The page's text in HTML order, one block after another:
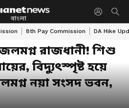
বাংলা
8th Pay Commission DA Hike
জলমগ্ন রাজধানী! শিশু
বিদ্যুৎস্পৃষ্ট হয়ে
নয়া সংসদ ভবন,